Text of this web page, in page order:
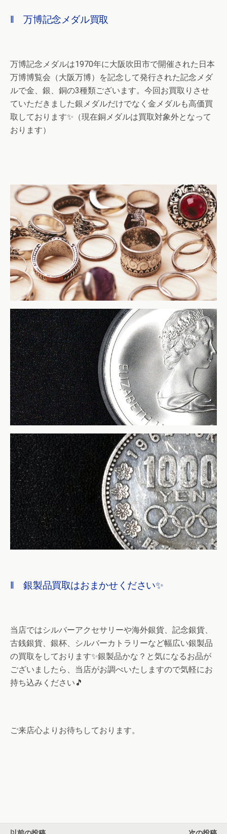
‖ 万博記念メダル買取
万博記念メダルは1970年に大阪吹田市で開催された日本
万博博覧会（大阪万博）を記念して発行された記念メダ
ルで金、銀、銅の3種類ございます。今回お買取りさせ
ていただきました銀メダルだけでなく金メダルも高価買
取しております✨（現在銅メダルは買取対象外となって
おります）
‖ 銀製品買取はおまかせください✨
当店ではシルバーアクセサリーや海外銀貨、記念銀貨、
古銭銀貨、銀杯、シルバーカトラリーなど幅広い銀製品
の買取をしております✨銀製品かな？と気になるお品が
ございましたら、当店がお調べいたしますので気軽にお
持ち込みください🎵
ご来店心よりお待ちしております。